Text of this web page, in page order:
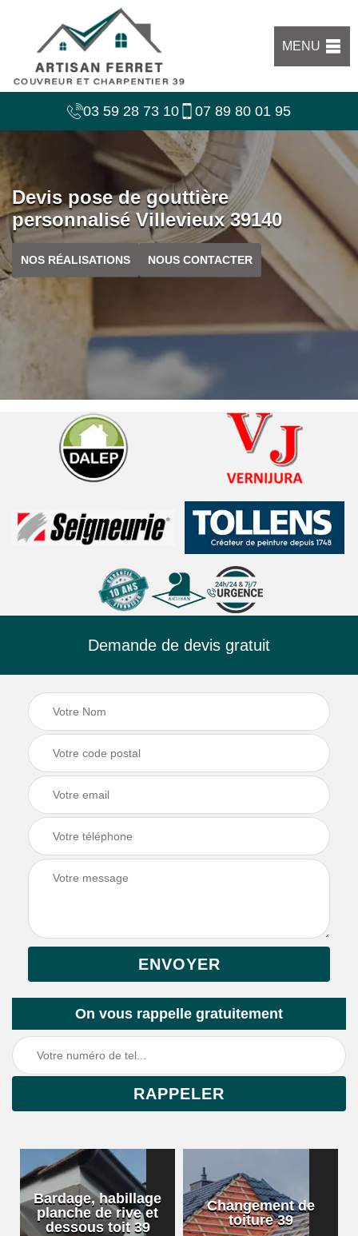
MENU
03 59 28 73 10 07 89 80 01 95
Devis pose de gouttière
personnalisé Villevieux 39140
NOS RÉALISATIONS NOUS CONTACTER
Demande de devis gratuit
On vous rappelle gratuitement
Bardage, habillage
planche de rive et
dessous toit 39
Changement de
toiture 39